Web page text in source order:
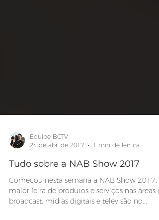
Equipe BCTV
24 de abr. de 2017
1 min de leitura
Tudo sobre a NAB Show 2017
Começou nesta semana a NAB Show 2017, a